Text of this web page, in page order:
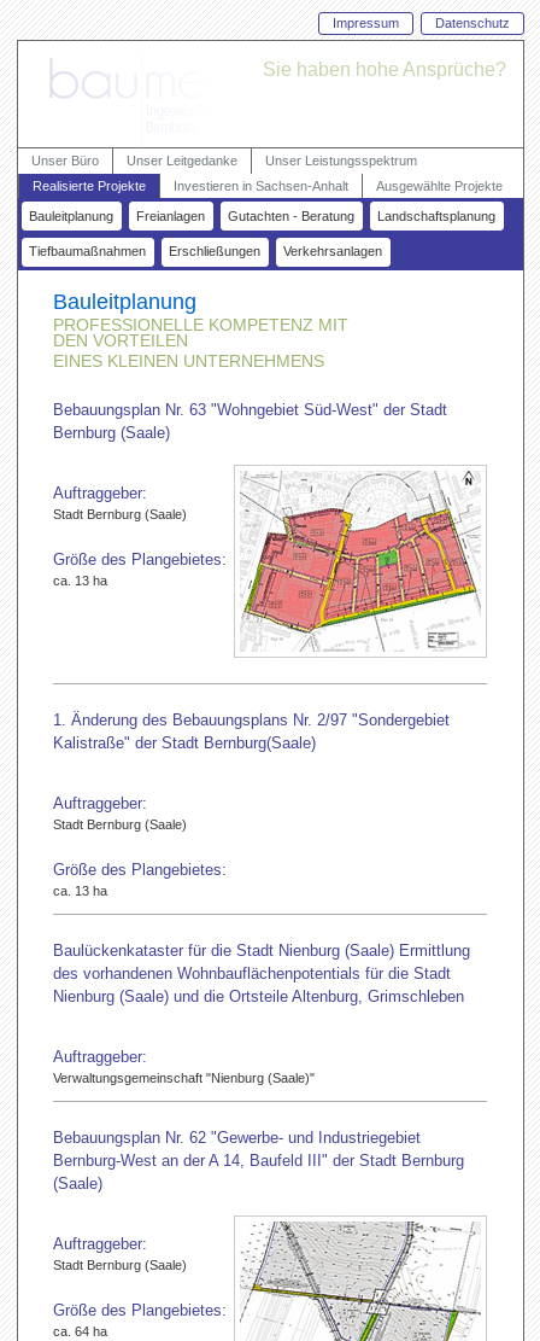
Impressum Datenschutz
Sie haben hohe Ansprüche?
Unser Büro Unser Leitgedanke
Unser Leistungsspektrum
Realisierte Projekte
Bauleitplanung Freianlagen Gutachten - Beratung Landschaftsplanung
Tiefbaumaßnahmen Erschließungen Verkehrsanlagen
Investieren in Sachsen-Anhalt
Ausgewählte Projekte
Kontakt
Bauleitplanung
PROFESSIONELLE KOMPETENZ MIT
DEN VORTEILEN
EINES KLEINEN UNTERNEHMENS
Bebauungsplan Nr. 63 "Wohngebiet Süd-West" der Stadt
Bernburg (Saale)
Auftraggeber:
Stadt Bernburg (Saale)
Größe des Plangebietes:
ca. 13 ha
1. Änderung des Bebauungsplans Nr. 2/97 "Sondergebiet
Kalistraße" der Stadt Bernburg(Saale)
Auftraggeber:
Stadt Bernburg (Saale)
Größe des Plangebietes:
ca. 13 ha
Baulückenkataster für die Stadt Nienburg (Saale) Ermittlung
des vorhandenen Wohnbauflächenpotentials für die Stadt
Nienburg (Saale) und die Ortsteile Altenburg, Grimschleben
Auftraggeber:
Verwaltungsgemeinschaft "Nienburg (Saale)"
Bebauungsplan Nr. 62 "Gewerbe- und Industriegebiet
Bernburg-West an der A 14, Baufeld III" der Stadt Bernburg
(Saale)
Auftraggeber:
Stadt Bernburg (Saale)
Größe des Plangebietes:
ca. 64 ha